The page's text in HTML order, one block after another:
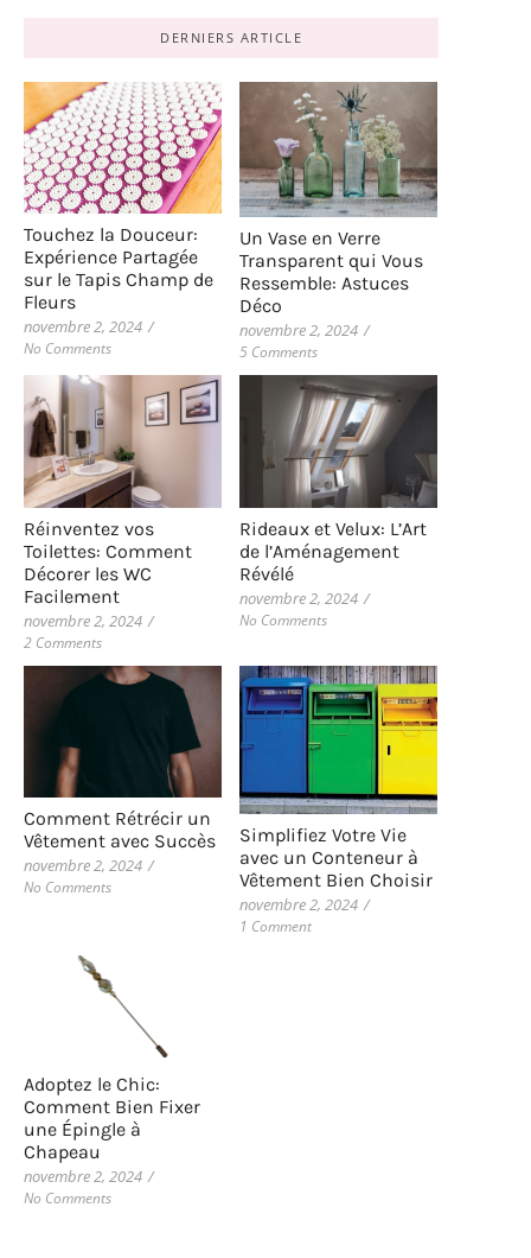
DERNIERS ARTICLE
Touchez la Douceur:
Expérience Partagée
sur le Tapis Champ de
Fleurs
novembre 2, 2024 /
No Comments
Un Vase en Verre
Transparent qui Vous
Ressemble: Astuces
Déco
novembre 2, 2024 /
5 Comments
Réinventez vos
Toilettes: Comment
Décorer les WC
Facilement
novembre 2, 2024 /
2 Comments
Rideaux et Velux: L’Art
de l’Aménagement
Révélé
novembre 2, 2024 /
No Comments
Comment Rétrécir un
Vêtement avec Succès
novembre 2, 2024 /
No Comments
Simplifiez Votre Vie
avec un Conteneur à
Vêtement Bien Choisir
novembre 2, 2024 /
1 Comment
Adoptez le Chic:
Comment Bien Fixer
une Épingle à
Chapeau
novembre 2, 2024 /
No Comments